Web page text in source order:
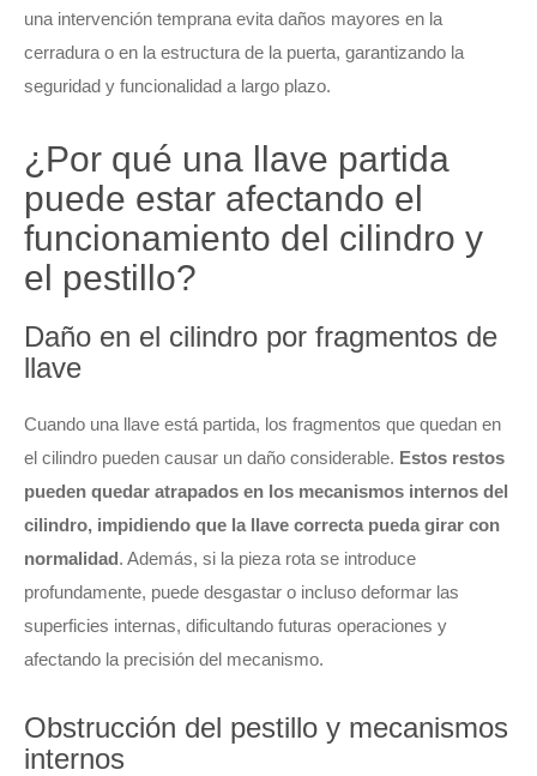
una intervención temprana evita daños mayores en la
cerradura o en la estructura de la puerta, garantizando la
seguridad y funcionalidad a largo plazo.
¿Por qué una llave partida
puede estar afectando el
funcionamiento del cilindro y
el pestillo?
Daño en el cilindro por fragmentos de
llave
Cuando una llave está partida, los fragmentos que quedan en
el cilindro pueden causar un daño considerable. Estos restos
pueden quedar atrapados en los mecanismos internos del
cilindro, impidiendo que la llave correcta pueda girar con
normalidad. Además, si la pieza rota se introduce
profundamente, puede desgastar o incluso deformar las
superficies internas, dificultando futuras operaciones y
afectando la precisión del mecanismo.
Obstrucción del pestillo y mecanismos
internos